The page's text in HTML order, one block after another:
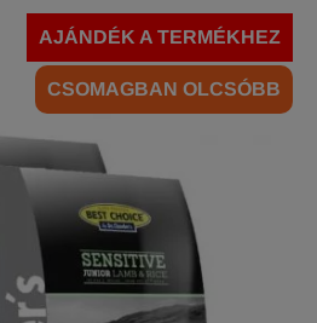
AJÁNDÉK A TERMÉKHEZ
CSOMAGBAN OLCSÓBB